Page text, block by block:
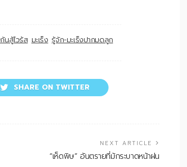
นสู้ไวร้ส มะเร็ง รู้จัก-มะเร็งปากมดลูก
SHARE ON TWITTER
NEXT ARTICLE
“เห็ดพิษ” อันตรายที่มักระบาดหน้าฝน